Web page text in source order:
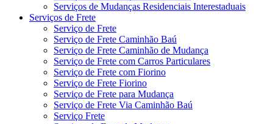
Serviços de Mudanças Residenciais Interestaduais
Serviços de Frete
Serviço de Frete
Serviço de Frete Caminhão Baú
Serviço de Frete Caminhão de Mudança
Serviço de Frete com Carros Particulares
Serviço de Frete com Fiorino
Serviço de Frete Fiorino
Serviço de Frete para Mudança
Serviço de Frete Via Caminhão Baú
Serviço Frete